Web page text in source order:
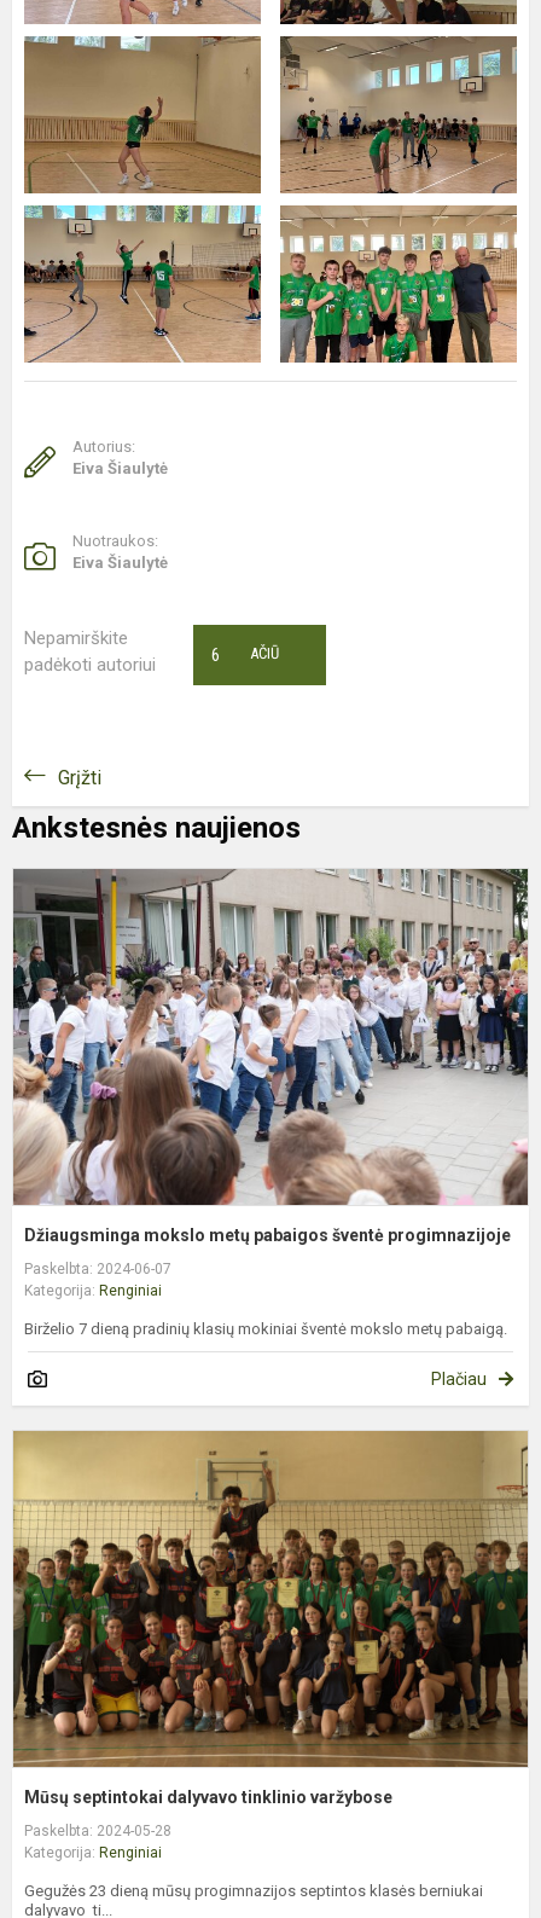
Autorius:
Eiva Šiaulytė
Nuotraukos:
Eiva Šiaulytė
Nepamirškite
padėkoti autoriui
AČIŪ
6
Grįžti
Ankstesnės naujienos
Džiaugsminga mokslo metų pabaigos šventė progimnazijoje
Paskelbta: 2024-06-07
Kategorija: Renginiai
Birželio 7 dieną pradinių klasių mokiniai šventė mokslo metų pabaigą.
Plačiau
Mūsų septintokai dalyvavo tinklinio varžybose
Paskelbta: 2024-05-28
Kategorija: Renginiai
Gegužės 23 dieną mūsų progimnazijos septintos klasės berniukai
dalyvavo ti...